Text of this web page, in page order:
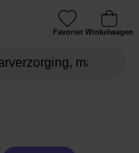
Favoriet Winkelwagen